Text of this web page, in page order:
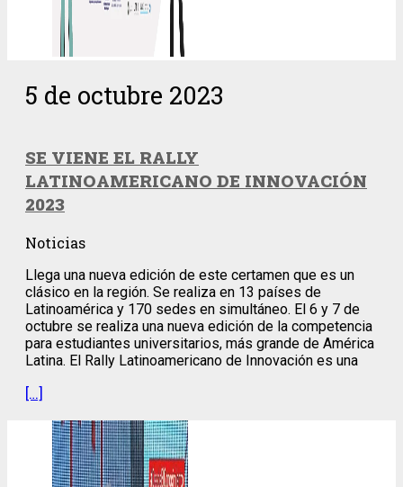
5 de octubre 2023
SE VIENE EL RALLY
LATINOAMERICANO DE INNOVACIÓN
2023
Noticias
Llega una nueva edición de este certamen que es un
clásico en la región. Se realiza en 13 países de
Latinoamérica y 170 sedes en simultáneo. El 6 y 7 de
octubre se realiza una nueva edición de la competencia
para estudiantes universitarios, más grande de América
Latina. El Rally Latinoamericano de Innovación es una
[…]